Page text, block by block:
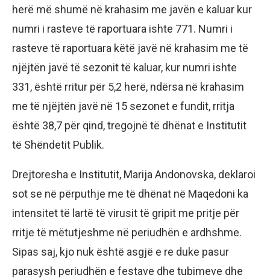
herë më shumë në krahasim me javën e kaluar kur
numri i rasteve të raportuara ishte 771. Numri i
rasteve të raportuara këtë javë në krahasim me të
njëjtën javë të sezonit të kaluar, kur numri ishte
331, është rritur për 5,2 herë, ndërsa në krahasim
me të njëjtën javë në 15 sezonet e fundit, rritja
është 38,7 për qind, tregojnë të dhënat e Institutit
të Shëndetit Publik.
Drejtoresha e Institutit, Marija Andonovska, deklaroi
sot se në përputhje me të dhënat në Maqedoni ka
intensitet të lartë të virusit të gripit me pritje për
rritje të mëtutjeshme në periudhën e ardhshme.
Sipas saj, kjo nuk është asgjë e re duke pasur
parasysh periudhën e festave dhe tubimeve dhe